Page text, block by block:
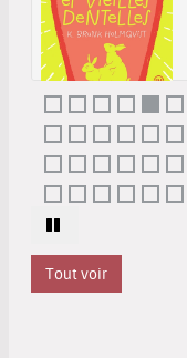
Tout voir